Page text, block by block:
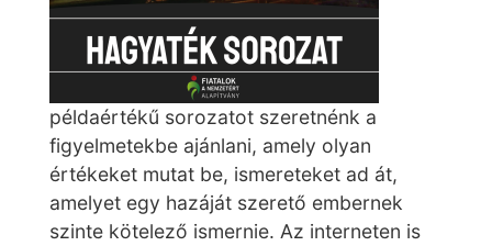
példaértékű sorozatot szeretnénk a
figyelmetekbe ajánlani, amely olyan
értékeket mutat be, ismereteket ad át,
amelyet egy hazáját szerető embernek
szinte kötelező ismernie. Az interneten is